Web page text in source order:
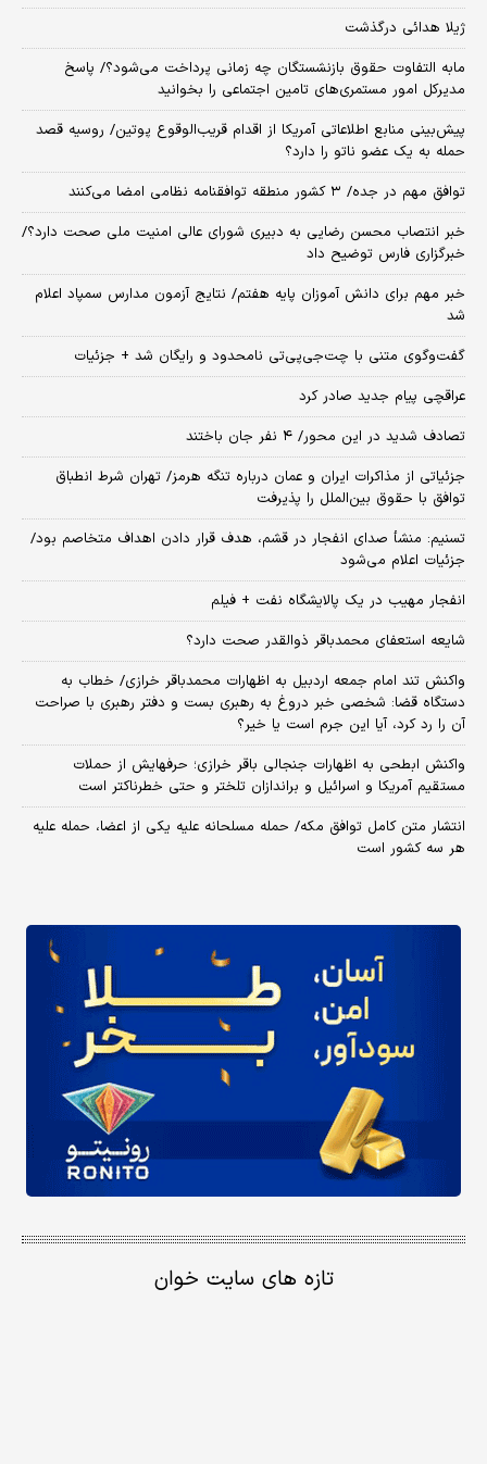
ژیلا هدائی درگذشت
مابه التفاوت حقوق بازنشستگان چه زمانی پرداخت می‌شود؟/ پاسخ
مدیرکل امور مستمری‌های تامین اجتماعی را بخوانید
پیش‌بینی منابع اطلاعاتی آمریکا از اقدام قریب‌الوقوع پوتین/ روسیه قصد
حمله به یک عضو ناتو را دارد؟
توافق مهم در جده/ ۳ کشور منطقه توافقنامه نظامی امضا می‌کنند
خبر انتصاب محسن رضایی به دبیری شورای عالی امنیت ملی صحت دارد؟/
خبرگزاری فارس توضیح داد
خبر مهم برای دانش آموزان پایه هفتم/ نتایج آزمون مدارس سمپاد اعلام
شد
گفت‌وگوی متنی با چت‌جی‌پی‌تی نامحدود و رایگان شد + جزئیات
عراقچی پیام جدید صادر کرد
تصادف شدید در این محور/ ۴ نفر جان باختند
جزئیاتی از مذاکرات ایران و عمان درباره تنگه هرمز/ تهران شرط انطباق
توافق با حقوق بین‌الملل را پذیرفت
تسنیم: منشأ صدای انفجار در قشم، هدف قرار دادن اهداف متخاصم بود/
جزئیات اعلام می‌شود
انفجار مهیب در یک پالایشگاه نفت + فیلم
شایعه استعفای محمدباقر ذوالقدر صحت دارد؟
واکنش تند امام جمعه اردبیل به اظهارات محمدباقر خرازی/ خطاب به
دستگاه قضا: شخصی خبر دروغ به رهبری بست و دفتر رهبری با صراحت
آن را رد کرد، آیا این جرم است یا خیر؟
واکنش ابطحی به اظهارات جنجالی باقر خرازی؛ حرفهایش از حملات
مستقیم آمریکا و اسرائیل و براندازان تلختر و حتی خطرناکتر است
انتشار متن کامل توافق مکه/ حمله مسلحانه علیه یکی از اعضا، حمله علیه
هر سه کشور است
تازه های سایت خوان